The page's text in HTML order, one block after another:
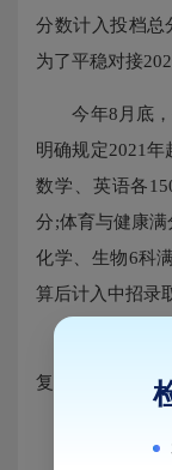
分数计入投档总
为了平稳对接
今年8月底，
明确规定2021年
数学、英语各
分;体育与健康满
化学、生物6科
算后计入中招录
届时，2021
复为准，另择时
调整二：